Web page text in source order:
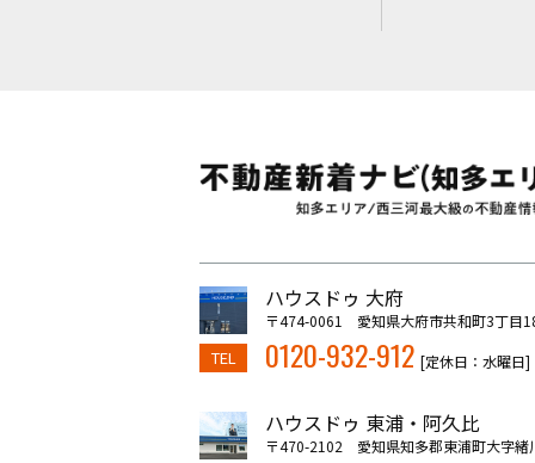
ハウスドゥ 大府
〒474-0061 愛知県大府市共和町3丁目
TEL 0120-932-912 [定休日：水曜日]
ハウスドゥ 東浦・阿久比
〒470-2102 愛知県知多郡東浦町大字緒